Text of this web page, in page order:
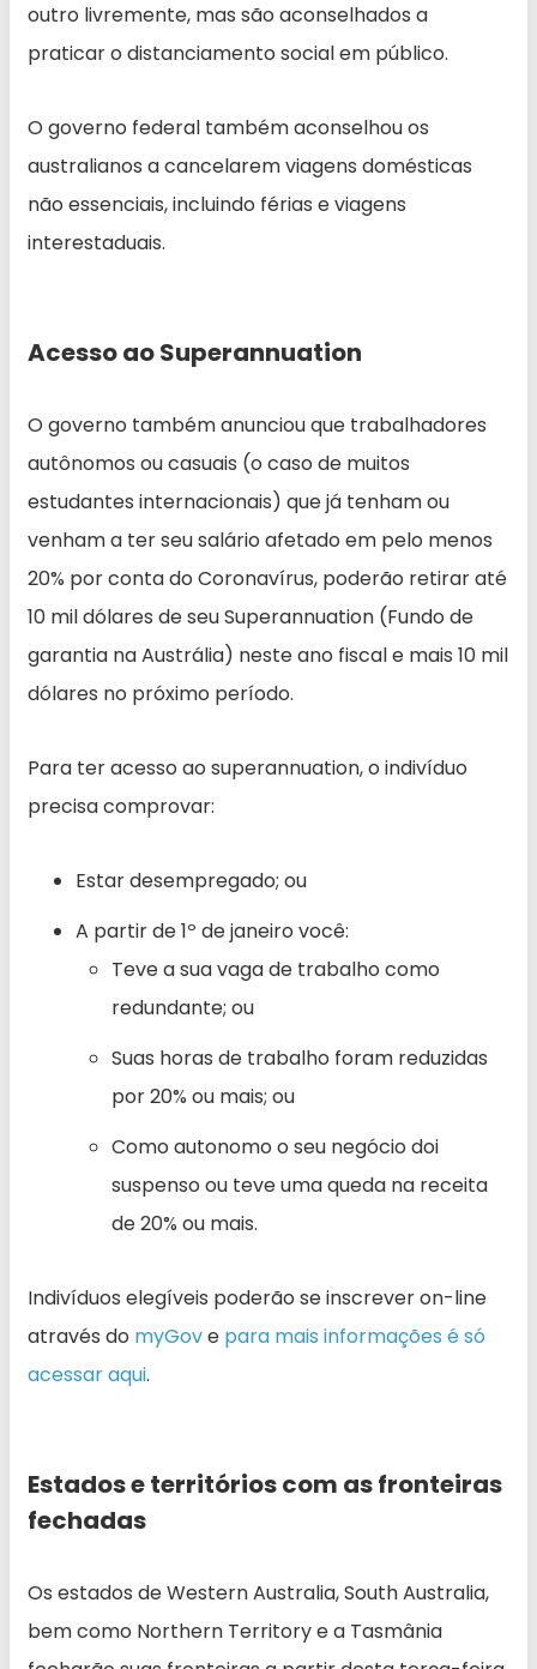
outro livremente, mas são aconselhados a
praticar o distanciamento social em público.
O governo federal também aconselhou os
australianos a cancelarem viagens domésticas
não essenciais, incluindo férias e viagens
interestaduais.
Acesso ao Superannuation
O governo também anunciou que trabalhadores
autônomos ou casuais (o caso de muitos
estudantes internacionais) que já tenham ou
venham a ter seu salário afetado em pelo menos
20% por conta do Coronavírus, poderão retirar até
10 mil dólares de seu Superannuation (Fundo de
garantia na Austrália) neste ano fiscal e mais 10 mil
dólares no próximo período.
Para ter acesso ao superannuation, o indivíduo
precisa comprovar:
Estar desempregado; ou
A partir de 1º de janeiro você:
Teve a sua vaga de trabalho como
redundante; ou
Suas horas de trabalho foram reduzidas
por 20% ou mais; ou
Como autonomo o seu negócio doi
suspenso ou teve uma queda na receita
de 20% ou mais.
Indivíduos elegíveis poderão se inscrever on-line
através do myGove para mais informações é só
acessar aqui.
Estados e territórios com as fronteiras
fechadas
Os estados de Western Australia, South Australia,
bem como Northern Territory e a Tasmânia